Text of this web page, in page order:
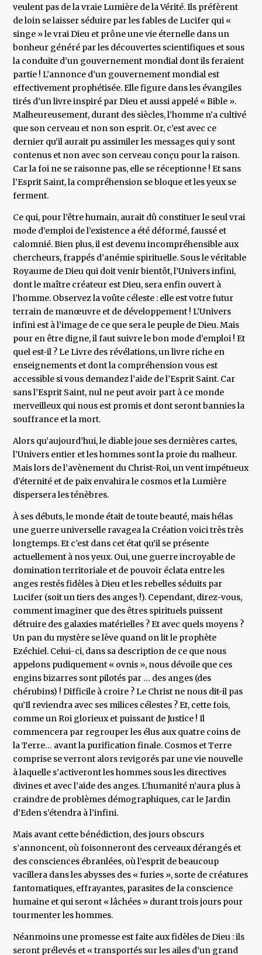
veulent pas de la vraie Lumière de la Vérité. Ils préfèrent
de loin se laisser séduire par les fables de Lucifer qui «
singe » le vrai Dieu et prône une vie éternelle dans un
bonheur généré par les découvertes scientifiques et sous
la conduite d’un gouvernement mondial dont ils feraient
partie ! L’annonce d’un gouvernement mondial est
effectivement prophétisée. Elle figure dans les évangiles
tirés d’un livre inspiré par Dieu et aussi appelé « Bible ».
Malheureusement, durant des siècles, l’homme n’a cultivé
que son cerveau et non son esprit. Or, c’est avec ce
dernier qu’il aurait pu assimiler les messages qui y sont
contenus et non avec son cerveau conçu pour la raison.
Car la foi ne se raisonne pas, elle se réceptionne ! Et sans
l’Esprit Saint, la compréhension se bloque et les yeux se
ferment.
Ce qui, pour l’être humain, aurait dû constituer le seul vrai
mode d’emploi de l’existence a été déformé, faussé et
calomnié. Bien plus, il est devenu incompréhensible aux
chercheurs, frappés d’anémie spirituelle. Sous le véritable
Royaume de Dieu qui doit venir bientôt, l’Univers infini,
dont le maître créateur est Dieu, sera enfin ouvert à
l’homme. Observez la voûte céleste : elle est votre futur
terrain de manœuvre et de développement ! L’Univers
infini est à l’image de ce que sera le peuple de Dieu. Mais
pour en être digne, il faut suivre le bon mode d’emploi ! Et
quel est-il ? Le Livre des révélations, un livre riche en
enseignements et dont la compréhension vous est
accessible si vous demandez l’aide de l’Esprit Saint. Car
sans l’Esprit Saint, nul ne peut avoir part à ce monde
merveilleux qui nous est promis et dont seront bannies la
souffrance et la mort.
Alors qu’aujourd’hui, le diable joue ses dernières cartes,
l’Univers entier et les hommes sont la proie du malheur.
Mais lors de l’avènement du Christ-Roi, un vent impétueux
d’éternité et de paix envahira le cosmos et la Lumière
dispersera les ténèbres.
À ses débuts, le monde était de toute beauté, mais hélas
une guerre universelle ravagea la Création voici très très
longtemps. Et c’est dans cet état qu’il se présente
actuellement à nos yeux. Oui, une guerre incroyable de
domination territoriale et de pouvoir éclata entre les
anges restés fidèles à Dieu et les rebelles séduits par
Lucifer (soit un tiers des anges !). Cependant, direz-vous,
comment imaginer que des êtres spirituels puissent
détruire des galaxies matérielles ? Et avec quels moyens ?
Un pan du mystère se lève quand on lit le prophète
Ezéchiel. Celui-ci, dans sa description de ce que nous
appelons pudiquement « ovnis », nous dévoile que ces
engins bizarres sont pilotés par … des anges (des
chérubins) ! Difficile à croire ? Le Christ ne nous dit-il pas
qu’Il reviendra avec ses milices célestes ? Et, cette fois,
comme un Roi glorieux et puissant de Justice ! Il
commencera par regrouper les élus aux quatre coins de
la Terre… avant la purification finale. Cosmos et Terre
comprise se verront alors revigorés par une vie nouvelle
à laquelle s’activeront les hommes sous les directives
divines et avec l’aide des anges. L’humanité n’aura plus à
craindre de problèmes démographiques, car le Jardin
d’Eden s’étendra à l’infini.
Mais avant cette bénédiction, des jours obscurs
s’annoncent, où foisonneront des cerveaux dérangés et
des consciences ébranlées, où l’esprit de beaucoup
vacillera dans les abysses des « furies », sorte de créatures
fantomatiques, effrayantes, parasites de la conscience
humaine et qui seront « lâchées » durant trois jours pour
tourmenter les hommes.
Néanmoins une promesse est faite aux fidèles de Dieu : ils
seront prélevés et « transportés sur les ailes d’un grand